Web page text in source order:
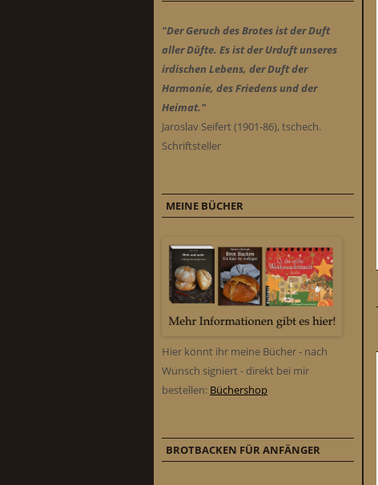
"Der Geruch des Brotes ist der Duft
aller Düfte. Es ist der Urduft unseres
irdischen Lebens, der Duft der
Harmonie, des Friedens und der
Heimat."
Jaroslav Seifert (1901-86), tschech.
Schriftsteller
MEINE BÜCHER
Hier könnt ihr meine Bücher - nach
Wunsch signiert - direkt bei mir
bestellen: Büchershop
BROTBACKEN FÜR ANFÄNGER